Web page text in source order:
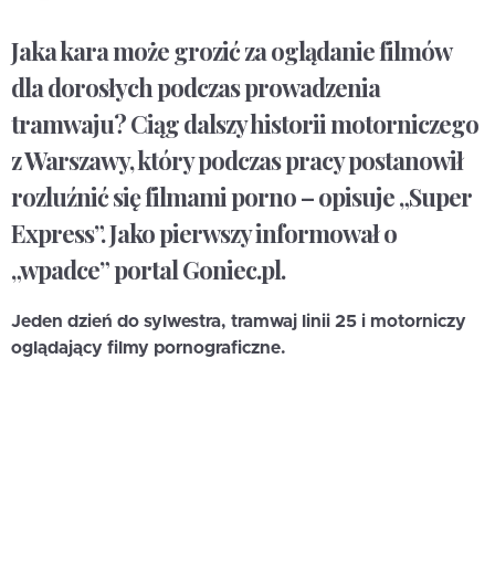
Jaka kara może grozić za oglądanie filmów
dla dorosłych podczas prowadzenia
tramwaju? Ciąg dalszy historii motorniczego
z Warszawy, który podczas pracy postanowił
rozluźnić się filmami porno – opisuje „Super
Express”. Jako pierwszy informował o
„wpadce” portal Goniec.pl.
Jeden dzień do sylwestra, tramwaj linii 25 i motorniczy
oglądający filmy pornograficzne.